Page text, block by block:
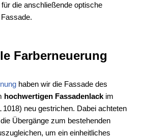
die anschließende optische
Farberneuerung
haben wir die Fassade des
hochwertigen Fassadenlack im
1018) neu gestrichen. Dabei achteten
Übergänge zum bestehenden
um ein einheitliches